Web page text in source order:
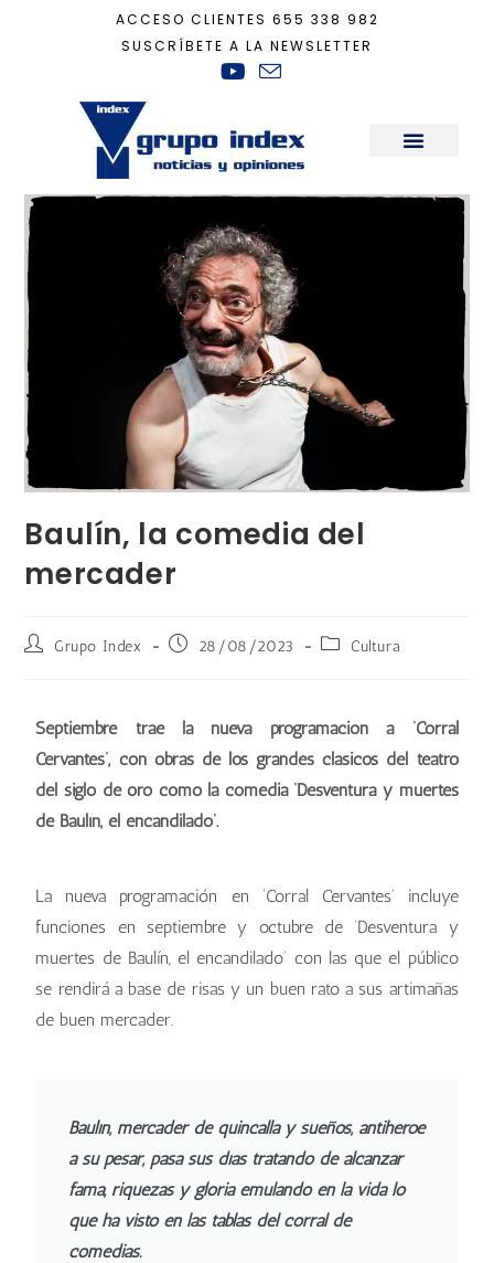
ACCESO CLIENTES 655 338 982
SUSCRÍBETE A LA NEWSLETTER
Cultura +
Baulín, la comedia del
mercader
Grupo Index 28/08/2023 Cultura
Septiembre trae la nueva programación a ‘Corral
Cervantes’, con obras de los grandes clásicos del teatro
del siglo de oro como la comedia ‘Desventura y muertes
de Baulín, el encandilado’.
La nueva programación en ‘Corral Cervantes’ incluye
funciones en septiembre y octubre de ‘Desventura y
muertes de Baulín, el encandilado’ con las que el público
se rendirá a base de risas y un buen rato a sus artimañas
de buen mercader.
Baulín, mercader de quincalla y sueños, antihéroe
a su pesar, pasa sus días tratando de alcanzar
fama, riquezas y gloria emulando en la vida lo
que ha visto en las tablas del corral de
comedias.